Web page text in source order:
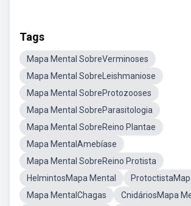
Tags
Mapa Mental SobreVerminoses
Mapa Mental SobreLeishmaniose
Mapa Mental SobreProtozooses
Mapa Mental SobreParasitologia
Mapa Mental SobreReino Plantae
Mapa MentalAmebíase
Mapa Mental SobreReino Protista
HelmintosMapa Mental
Mapa MentalChagas
CnidáriosMapa